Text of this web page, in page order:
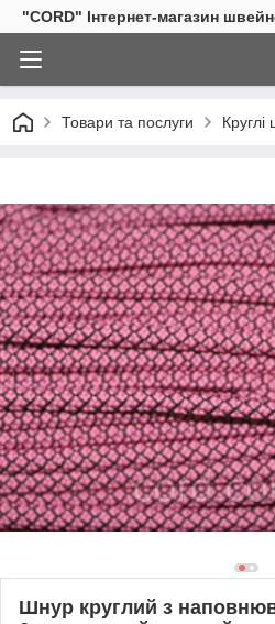
"CORD" Інтернет-магазин
Товари та послуги Круглі
Шнур круглий з